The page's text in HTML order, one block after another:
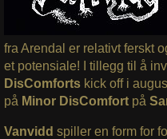
fra Arendal er relativt ferskt
et potensiale! I tillegg til å
DisComforts kick off i
på Minor DisComfortpå
Vanvidd spiller en form for